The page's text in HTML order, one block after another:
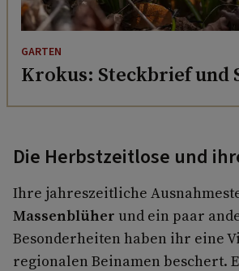
GARTEN
Krokus: Steckbrief und
Die Herbstzeitlose und
Ihre jahreszeitliche
Massenblüher und ein paar
Besonderheiten haben ihr eine
regionalen Beinamen beschert.